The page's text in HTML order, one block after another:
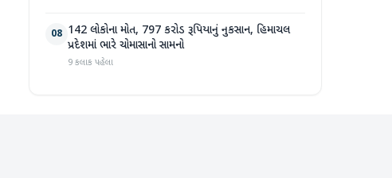
08 142 લોકોના મોત, 797 કરોડ રૂપિયાનું નુકસાન, હિમાચલ
પ્રદેશમાં ભારે ચોમાસાનો સામનો
9 કલાક પહેલા